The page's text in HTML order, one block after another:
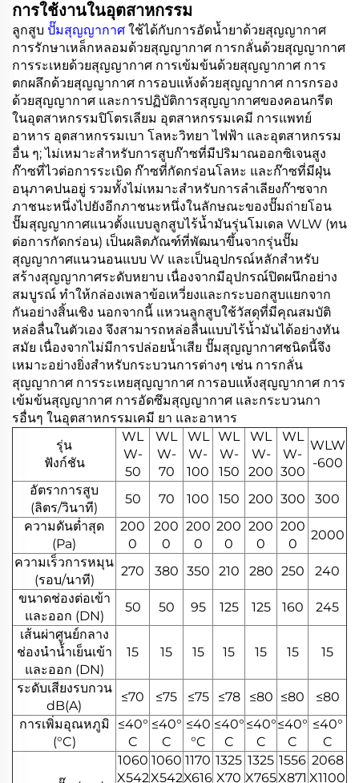
การใช้งานในอุตสาหกรรม
ลูกสูบ ปั๊มสุญญากาศ ใช้ได้กับการอัดน้ำยาด้วยสุญญากาศ
การรักษาเหล็กหลอมด้วยสุญญากาศ การกลั่นด้วยสุญญากาศ
การระเหยด้วยสุญญากาศ การเข้มข้นด้วยสุญญากาศ การ
ตกผลึกด้วยสุญญากาศ การอบแห้งด้วยสุญญากาศ การกรอง
ด้วยสุญญากาศ และการปฏิบัติการสุญญากาศของคอนกรีต
ในอุตสาหกรรมปิโตรเลียม อุตสาหกรรมเคมี การแพทย์
อาหาร อุตสาหกรรมเบา โลหะวิทยา ไฟฟ้า และอุตสาหกรรม
อื่น ๆ; ไม่เหมาะสำหรับการสูบก๊าซที่มีปริมาณออกซิเจนสูง
ก๊าซที่ไวต่อการระเบิด ก๊าซที่กัดกร่อนโลหะ และก๊าซที่มีฝุ่น
อนุภาคปนอยู่ รวมทั้งไม่เหมาะสำหรับการลำเลียงก๊าซจาก
ภาชนะหนึ่งไปยังอีกภาชนะหนึ่งในลักษณะของปั๊มถ่ายโอน
ปั๊มสุญญากาศแนวตั้งแบบลูกสูบไร้น้ำมันรุ่นโมเดล WLW (ทน
ต่อการกัดกร่อน) เป็นผลิตภัณฑ์ที่พัฒนาขึ้นจากรุ่นปั๊ม
สุญญากาศแนวนอนแบบ W และเป็นอุปกรณ์หลักสำหรับ
สร้างสุญญากาศระดับหยาบ เนื่องจากมีอุปกรณ์ปิดผนึกอย่าง
สมบูรณ์ ทำให้กล่องเพลาข้อเหวี่ยงและกระบอกสูบแยกจาก
กันอย่างสิ้นเชิง นอกจากนี้ แหวนลูกสูบใช้วัสดุที่มีคุณสมบัติ
หล่อลื่นในตัวเอง จึงสามารถหล่อลื่นแบบไร้น้ำมันได้อย่างทัน
สมัย เนื่องจากไม่มีการปล่อยน้ำเสีย ปั๊มสุญญากาศชนิดนี้จึง
เหมาะอย่างยิ่งสำหรับกระบวนการต่างๆ เช่น การกลั่น
สุญญากาศ การระเหยสุญญากาศ การอบแห้งสุญญากาศ การ
เข้มข้นสุญญากาศ การอัดซึมสุญญากาศ และกระบวนกา
รอื่นๆ ในอุตสาหกรรมเคมี ยา และอาหาร
รุ่น
ฟังก์ชัน
WL
W-
50
WL
W-
70
WL
W-
100
WL
W-
150
WL
W-
200
WL
W-
300
WLW
-600
อัตราการสูบ
(ลิตร/วินาที)
50 70 100 150 200 300
300
ความดันต่ำสุด
(Pa)
200
0
200
0
200
0
200
0
200
0
200
0
2000
ความเร็วการหมุน
(รอบ/นาที)
270 380 350 210 280 250
240
ขนาดช่องต่อเข้า
และออก (DN)
50 50 95 125 125 160
245
เส้นผ่าศูนย์กลาง
ช่องนำน้ำเย็นเข้า
และออก (DN)
15 15 15 15 15 15 15
ระดับเสียงรบกวน
dB(A)
≤70 ≤75 ≤75 ≤78 ≤80 ≤80
≤80
การเพิ่มอุณหภูมิ
(°C)
≤40°
C
≤40°
C
≤40
°C
≤40°
C
≤40°
C
≤40°
C
≤40°
C
1060
X542
1060
X542
1170
X616
1325
X70
1325
X765
1556
X871
2068
X1100